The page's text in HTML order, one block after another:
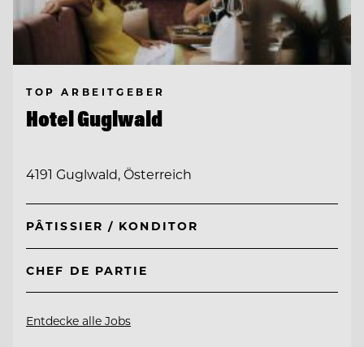
TOP ARBEITGEBER
Hotel Guglwald
4191 Guglwald, Österreich
PÂTISSIER / KONDITOR
CHEF DE PARTIE
Entdecke alle Jobs